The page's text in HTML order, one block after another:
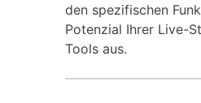
den spezifischen
Potenzial Ihrer Live-
Tools aus.